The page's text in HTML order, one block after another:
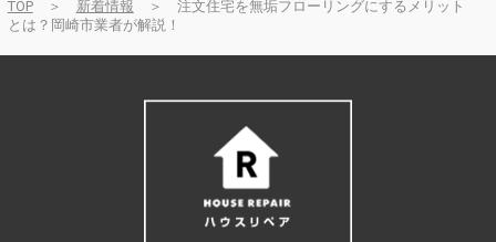
TOP＞ 新着情報 ＞ 注文住宅を無垢フローリングにするメリット
とは？岡崎市業者が解説！